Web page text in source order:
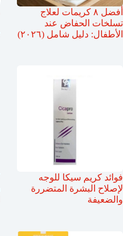
أفضل ٨ كريمات لعلاج
تسلخات الحفاض عند
الأطفال: دليل شامل (٢٠٢٦)
فوائد كريم سيكا للوجه
لإصلاح البشرة المتضررة
والضعيفة